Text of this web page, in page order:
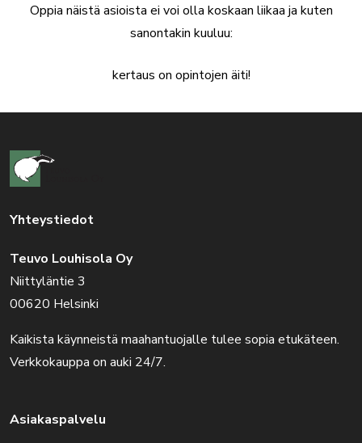
Oppia näistä asioista ei voi olla koskaan liikaa ja kuten
sanontakin kuuluu:
kertaus on opintojen äiti!
Yhteystiedot
Teuvo Louhisola Oy
Niittyläntie 3
00620 Helsinki
Kaikista käynneistä maahantuojalle tulee sopia etukäteen.
Verkkokauppa on auki 24/7.
Asiakaspalvelu